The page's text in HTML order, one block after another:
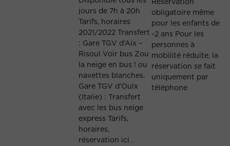
jours de 7h à 20h
Tarifs, horaires
2021/2022 Transfert
: Gare TGV d’Aix –
Risoul Voir bus Zou
la neige en bus ! ou
navettes blanches.
Gare TGV d’Oulx
(Italie) : Transfert
avec les bus neige
express Tarifs,
horaires,
réservation ici .
obligatoire même
pour les enfants de
-2 ans Pour les
personnes à
mobilité réduite, la
réservation se fait
uniquement par
téléphone